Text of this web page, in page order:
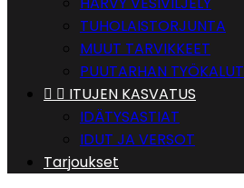
TUHOLAISTORJUNTA
MUUT TARVIKKEET
PUUTARHAN TYÖKALUT
  ITUJEN KASVATUS
IDÄTYSASTIAT
IDUT JA VERSOT
Tarjoukset